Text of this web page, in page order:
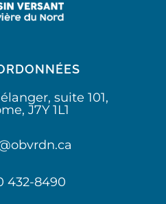
suite 101,
J7Y 1L1
432-8490